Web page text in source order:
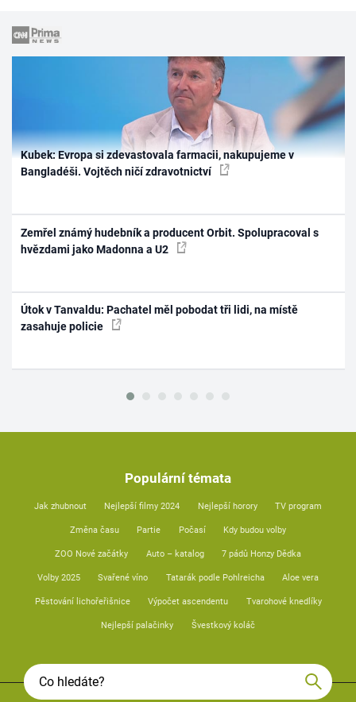
Kubek: Evropa si zdevastovala farmacii, nakupujeme v
Bangladéši. Vojtěch ničí zdravotnictví
Zemřel známý hudebník a producent Orbit. Spolupracoval s
hvězdami jako Madonna a U2
Útok v Tanvaldu: Pachatel měl pobodat tři lidi, na místě
zasahuje policie
Populární témata
Jak zhubnout Nejlepší filmy 2024 Nejlepší horory TV program
Změna času Partie Počasí Kdy budou volby
ZOO Nové začátky Auto – katalog 7 pádů Honzy Dědka
Volby 2025 Svařené víno Tatarák podle Pohlreicha Aloe vera
Pěstování lichořeřišnice Výpočet ascendentu Tvarohové knedlíky
Nejlepší palačinky Švestkový koláč